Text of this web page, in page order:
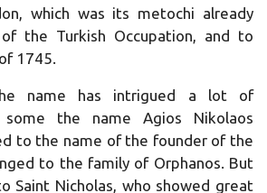
which was its metochi already
the Turkish Occupation, and to
1745.
name has intrigued a lot of
some the name Agios Nikolaos
to the name of the founder of the
to the family of Orphanos. But
Saint Nicholas, who showed great